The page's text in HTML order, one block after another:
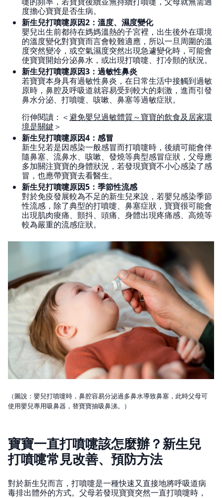
度擔心寶寶是否生病。
新生兒打噴嚏原因2：溫度、濕度變化
嬰兒出生前都待在媽媽溫熱的子宮裡，出生後外在環境
的溫度變化對寶寶而言會較難適應，所以一旦周圍的溫
度突然變冷，或空氣濕度突然出現急遽變化時，可能會
使寶寶開始分泌鼻水，或出現打噴嚏、打冷顫的狀況。
新生兒打噴嚏原因3：過敏性鼻炎
若寶寶本身具有過敏性鼻炎，在日常生活中接觸到過敏
原時，鼻腔及呼吸道就容易受到較大的刺激，進而引發
鼻水分泌、打噴嚏、咳嗽、鼻塞等過敏症狀。
衍伸閱讀：＜避免嬰兒過敏體質～寶寶的飲食及居家環
境是關鍵 ＞
新生兒打噴嚏原因4：感冒
新生兒若是因感染一般感冒而打噴嚏時，後續可能會伴
隨鼻塞、流鼻水、咳嗽、發燒等典型感冒症狀，父母應
多加關注寶寶的身體狀況，若發現寶寶不小心感染了感
冒，也應帶寶寶去看醫生。
新生兒打噴嚏原因5：季節性流感
對於免疫發展較為不足的新生兒來說，若嬰兒感染季節
性流感，除了典型的打噴嚏、鼻塞症狀，寶寶很可能會
出現肌肉痠痛、顫抖、頭痛、身體出現疼痛感、高燒等
較為嚴重的流感症狀。
（圖說：嬰兒打噴嚏時，鼻腔容易分泌過多鼻水導致鼻塞，此時父母可
使用嬰兒專用吸鼻器，替寶寶抽吸鼻涕。）
寶寶一直打噴嚏該怎麼辦？新生兒
打噴嚏常見改善、預防方法
對於新生兒而言，打噴嚏是一種快速又直接地將呼吸道病
毒排出體外的方式。父母若發現寶寶突然一直打噴嚏時，